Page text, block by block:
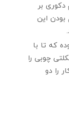
دکوری بر
بودن این
که تا با
چوبی را
را دو